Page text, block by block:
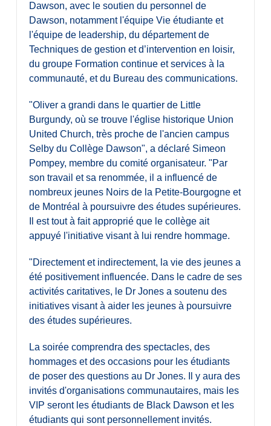
Dawson, avec le soutien du personnel de
Dawson, notamment l'équipe Vie étudiante et
l'équipe de leadership, du département de
Techniques de gestion et d’intervention en loisir,
du groupe Formation continue et services à la
communauté, et du Bureau des communications.
"Oliver a grandi dans le quartier de Little
Burgundy, où se trouve l'église historique Union
United Church, très proche de l'ancien campus
Selby du Collège Dawson", a déclaré Simeon
Pompey, membre du comité organisateur. "Par
son travail et sa renommée, il a influencé de
nombreux jeunes Noirs de la Petite-Bourgogne et
de Montréal à poursuivre des études supérieures.
Il est tout à fait approprié que le collège ait
appuyé l'initiative visant à lui rendre hommage.
"Directement et indirectement, la vie des jeunes a
été positivement influencée. Dans le cadre de ses
activités caritatives, le Dr Jones a soutenu des
initiatives visant à aider les jeunes à poursuivre
des études supérieures.
La soirée comprendra des spectacles, des
hommages et des occasions pour les étudiants
de poser des questions au Dr Jones. Il y aura des
invités d'organisations communautaires, mais les
VIP seront les étudiants de Black Dawson et les
étudiants qui sont personnellement invités.